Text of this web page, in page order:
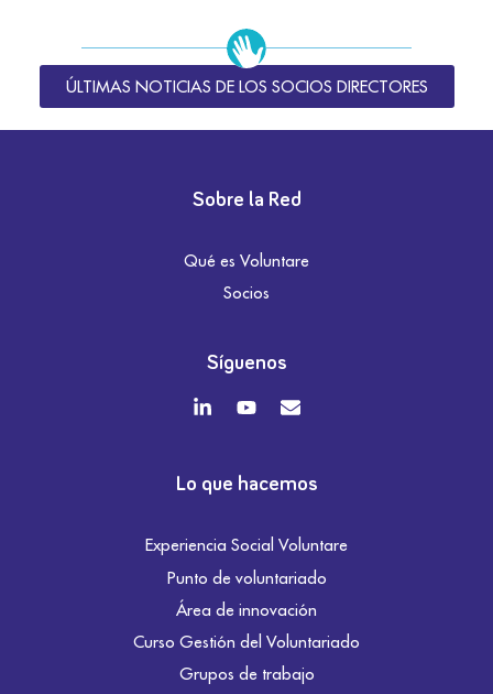
ÚLTIMAS NOTICIAS DE LOS SOCIOS DIRECTORES
Sobre la Red
Qué es Voluntare
Socios
Síguenos
Lo que hacemos
Experiencia Social Voluntare
Punto de voluntariado
Área de innovación
Curso Gestión del Voluntariado
Grupos de trabajo